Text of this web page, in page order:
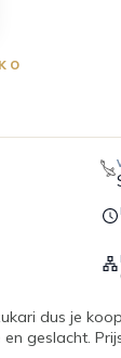
dus je
geslacht.